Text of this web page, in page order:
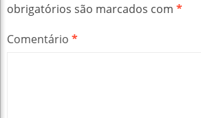
obrigatórios são marcados com *
Comentário *